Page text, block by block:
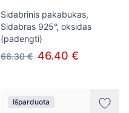
Sidabrinis pakabukas,
Sidabras 925°, oksidas
(padengti)
66.30 € 46.40 €
Išparduota